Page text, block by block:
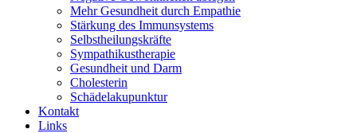
Mehr Gesundheit durch Empathie
Stärkung des Immunsystems
Selbstheilungskräfte
Sympathikustherapie
Gesundheit und Darm
Cholesterin
Schädelakupunktur
Kontakt
Links